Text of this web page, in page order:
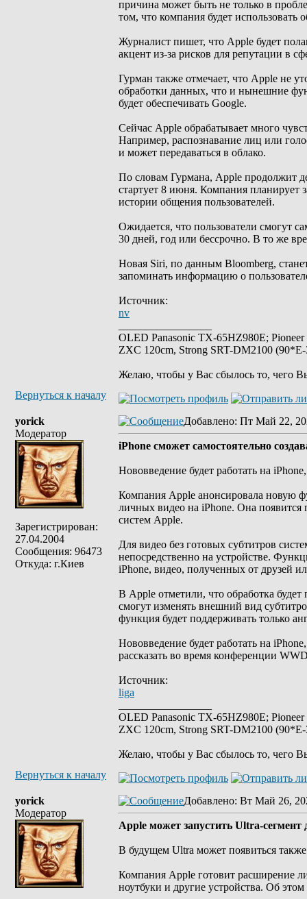
причина может быть не только в
том, что компания будет использовать
Журналист пишет, что Apple будет
акцент из-за рисков для репутации в
Гурман также отмечает, что Apple не
обработки данных, что и нынешние
будет обеспечивать Google.
Сейчас Apple обрабатывает много
Например, распознавание лиц или
и может передаваться в облако.
По словам Гурмана, Apple продолжит
стартует 8 июня. Компания планирует
истории общения пользователей.
Ожидается, что пользователи смогут
30 дней, год или бессрочно. В то же
Новая Siri, по данным Bloomberg,
запоминать информацию о
Источник:
nv
OLED Panasonic TX-65HZ980E;
ZXC 120cm, Strong SRT-DM2100
Желаю, чтобы у Вас сбылось то, чего
Вернуться к началу
yorick
Модератор
Зарегистрирован:
27.04.2004
Сообщения: 96473
Откуда: г.Киев
Добавлено: Пт Май 22,
iPhone сможет самостоятельно
Нововведение будет работать на
Компания Apple анонсировала новую
личных видео на iPhone. Она
систем Apple.
Для видео без готовых субтитров
непосредственно на устройстве.
iPhone, видео, полученных от друзей
В Apple отметили, что обработка
смогут изменять внешний вид
функция будет поддерживать только
Нововведение будет работать на
рассказать во время конференции
Источник:
liga
OLED Panasonic TX-65HZ980E;
ZXC 120cm, Strong SRT-DM2100
Желаю, чтобы у Вас сбылось то, чего
Вернуться к началу
yorick
Модератор
Добавлено: Вт Май 26,
Apple может запустить Ultra-
В будущем Ultra может появиться
Компания Apple готовит расширение
ноутбуки и другие устройства. Об